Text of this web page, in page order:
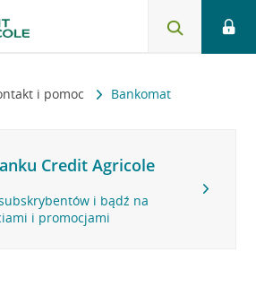
i pomoc Bankomat
Credit Agricole
i bądź na
i promocjami